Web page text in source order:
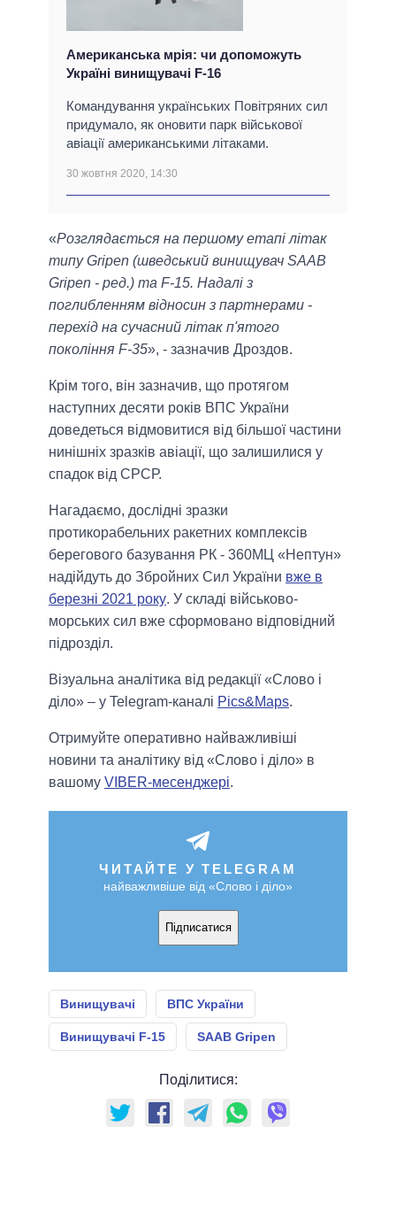
Американська мрія: чи допоможуть
Україні винищувачі F-16
Командування українських Повітряних сил
придумало, як оновити парк військової
авіації американськими літаками.
30 жовтня 2020, 14:30
«Розглядається на першому етапі літак
типу Gripen (шведський винищувач SAAB
Gripen - ред.) та F-15. Надалі з
поглибленням відносин з партнерами -
перехід на сучасний літак п'ятого
покоління F-35», - зазначив Дроздов.
Крім того, він зазначив, що протягом
наступних десяти років ВПС України
доведеться відмовитися від більшої частини
нинішніх зразків авіації, що залишилися у
спадок від СРСР.
Нагадаємо, дослідні зразки
протикорабельних ракетних комплексів
берегового базування РК - 360МЦ «Нептун»
надійдуть до Збройних Сил України вже в
березні 2021 року. У складі військово-
морських сил вже сформовано відповідний
підрозділ.
Візуальна аналітика від редакції «Слово і
діло» – у Telegram-каналі Pics&Maps.
Отримуйте оперативно найважливіші
новини та аналітику від «Слово і діло» в
вашому VIBER-месенджері.
ЧИТАЙТЕ У TELEGRAM
найважливіше від «Слово і діло»
Підписатися
Винищувачі ВПС України
Винищувачі F-15 SAAB Gripen
Поділитися: